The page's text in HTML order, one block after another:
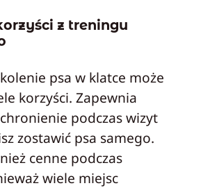
z treningu
psa w klatce może
korzyści. Zapewnia
podczas wizyt
zostawić psa samego.
cenne podczas
wiele miejsc